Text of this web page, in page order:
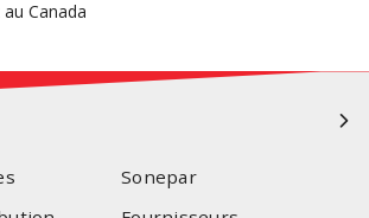
Canada
Sonepar